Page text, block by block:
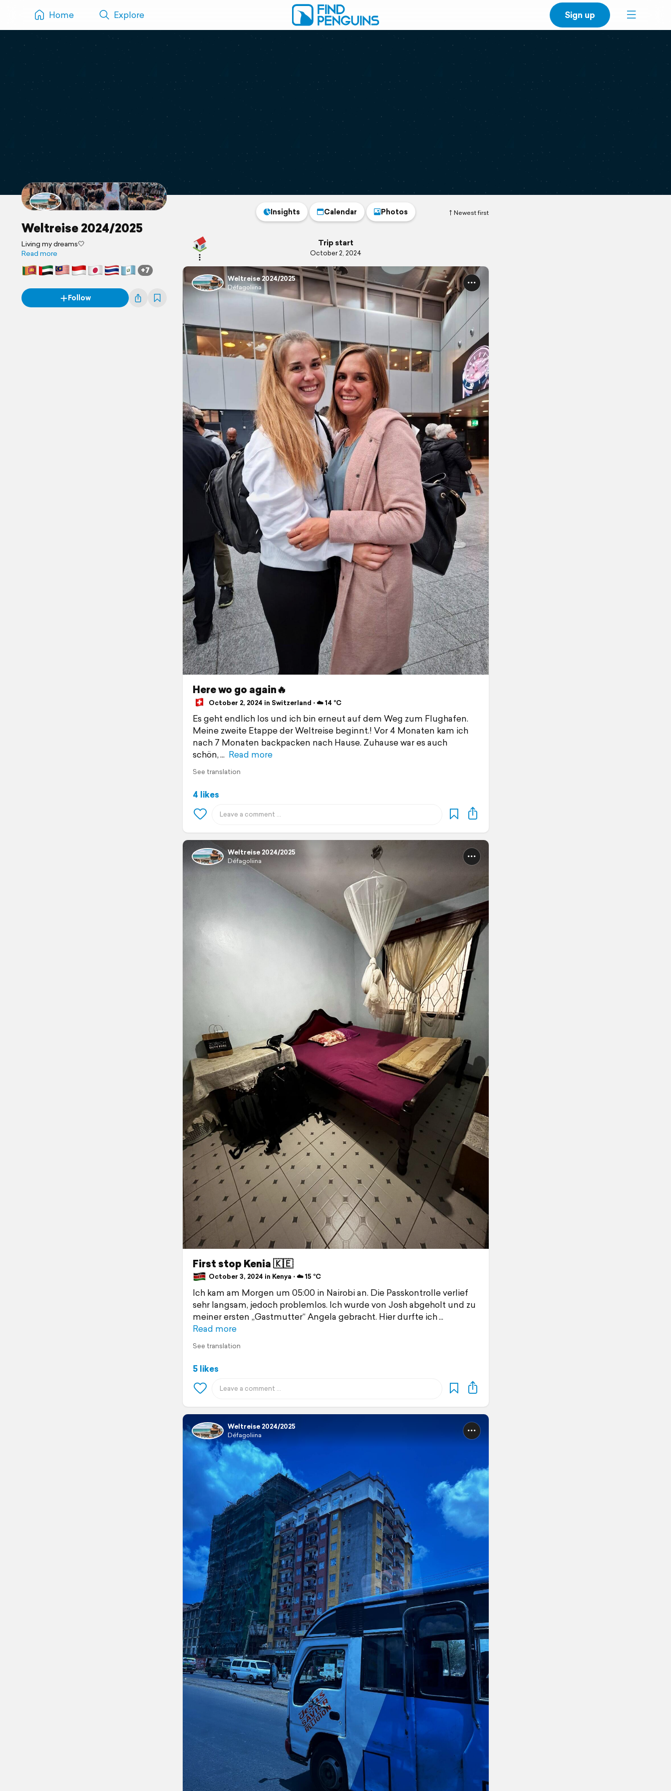
Home Explore Sign up
Weltreise 2024/2025
Living my dreams🤍
Read more
+7
Follow
Newest first
Insights Calendar Photos
Trip start
October 2, 2024
Weltreise 2024/2025
Défagoliina
Here wo go again🔥
October 2, 2024 in Switzerland ⋅ ☁️ 14 °C
Es geht endlich los und ich bin erneut auf dem Weg zum Flughafen.
Meine zweite Etappe der Weltreise beginnt.! Vor 4 Monaten kam ich
nach 7 Monaten backpacken nach Hause. Zuhause war es auch
schön,
Read more
See translation
4 likes
Weltreise 2024/2025
Défagoliina
First stop Kenia 🇰🇪
October 3, 2024 in Kenya ⋅ ☁️ 15 °C
Ich kam am Morgen um 05:00 in Nairobi an. Die Passkontrolle verlief
sehr langsam, jedoch problemlos. Ich wurde von Josh abgeholt und zu
meiner ersten „Gastmutter“ Angela gebracht. Hier durfte ich
Read more
See translation
5 likes
Weltreise 2024/2025
Défagoliina